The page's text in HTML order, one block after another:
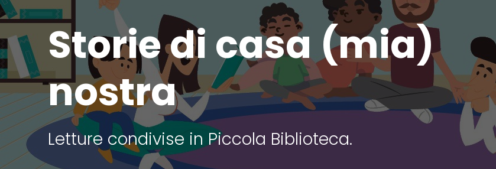
Storie di casa (mia)
nostra
Letture condivise in Piccola Biblioteca.